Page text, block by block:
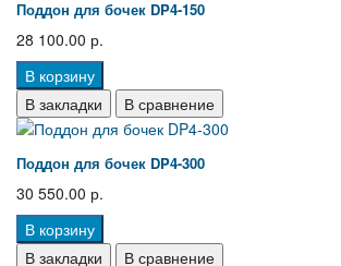
Поддон для бочек DP4-150
28 100.00 р.
В корзину
В закладки
В сравнение
Поддон для бочек DP4-300
30 550.00 р.
В корзину
В закладки
В сравнение